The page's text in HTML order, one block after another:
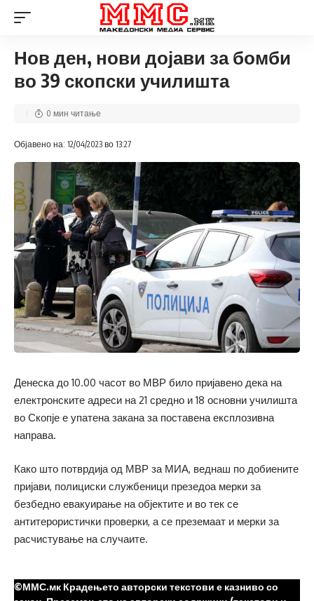
Нов ден, нови дојави за бомби
во 39 скопски училишта
Објавено на: 12/04/2023 во 13:27
0 мин читање
Денеска до 10.00 часот во МВР било пријавено дека на
електронските адреси на 21 средно и 18 основни училишта
во Скопје е упатена закана за поставена експлозивна
направа.
Како што потврдија од МВР за МИА, веднаш по добиените
пријави, полициски службеници презедоа мерки за
безбедно евакуирање на објектите и во тек се
антитерористички проверки, а се преземаат и мерки за
расчистување на случаите.
©ММС.мк Крадењето авторски текстови е казниво со